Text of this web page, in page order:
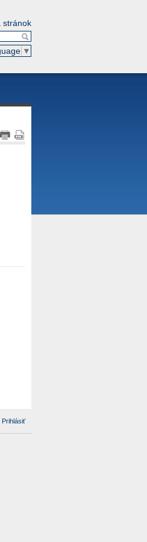
stránok
▼
Prihlásiť